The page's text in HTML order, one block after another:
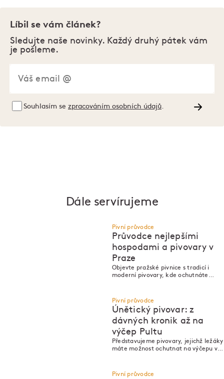
Líbil se vám článek?
Sledujte naše novinky. Každý druhý pátek vám
je pošleme.
Souhlasím se zpracováním osobních údajů
Dále servírujeme
Pivní průvodce
Průvodce nejlepšími
hospodami a pivovary v
Praze
Objevte pražské pivnice s tradicí i
moderní pivovary, kde ochutnáte
Pivní průvodce
Únětický pivovar: z
dávných kronik až na
výčep Pultu
Představujeme pivovary, jejichž ležáky
máte možnost ochutnat na výčepu v
Pivní průvodce